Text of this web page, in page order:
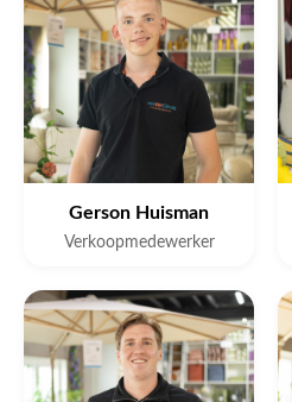
Gerson Huisman
Verkoopmedewerker